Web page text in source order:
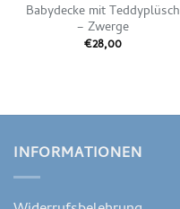
Babydecke mit Teddyplüsch
– Zwerge
€28,00
INFORMATIONEN